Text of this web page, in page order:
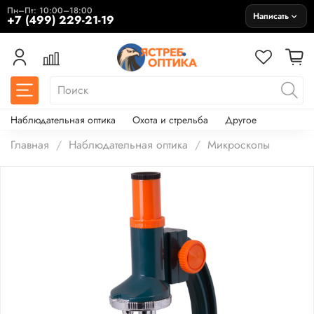
Пн–Пт: 10:00–18:00
+7 (499) 229-21-19 Написать
Наблюдательная оптика Охота и стрельба Другое
Главная Наблюдательная оптика Микроскопы